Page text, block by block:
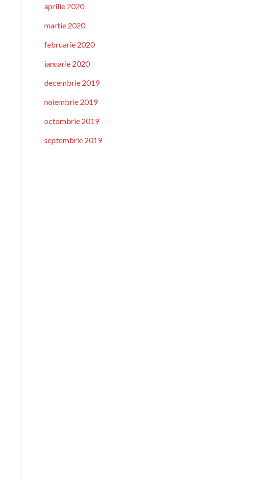
aprilie 2020
martie 2020
februarie 2020
ianuarie 2020
decembrie 2019
noiembrie 2019
octombrie 2019
septembrie 2019